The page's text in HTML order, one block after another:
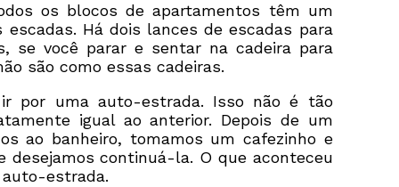
os blocos de apartamentos têm um
Há dois lances de escadas para
se você parar e sentar na cadeira para
são como essas cadeiras.
por uma auto-estrada. Isso não é tão
igual ao anterior. Depois de um
ao banheiro, tomamos um cafezinho e
desejamos continuá-la. O que aconteceu
auto-estrada.